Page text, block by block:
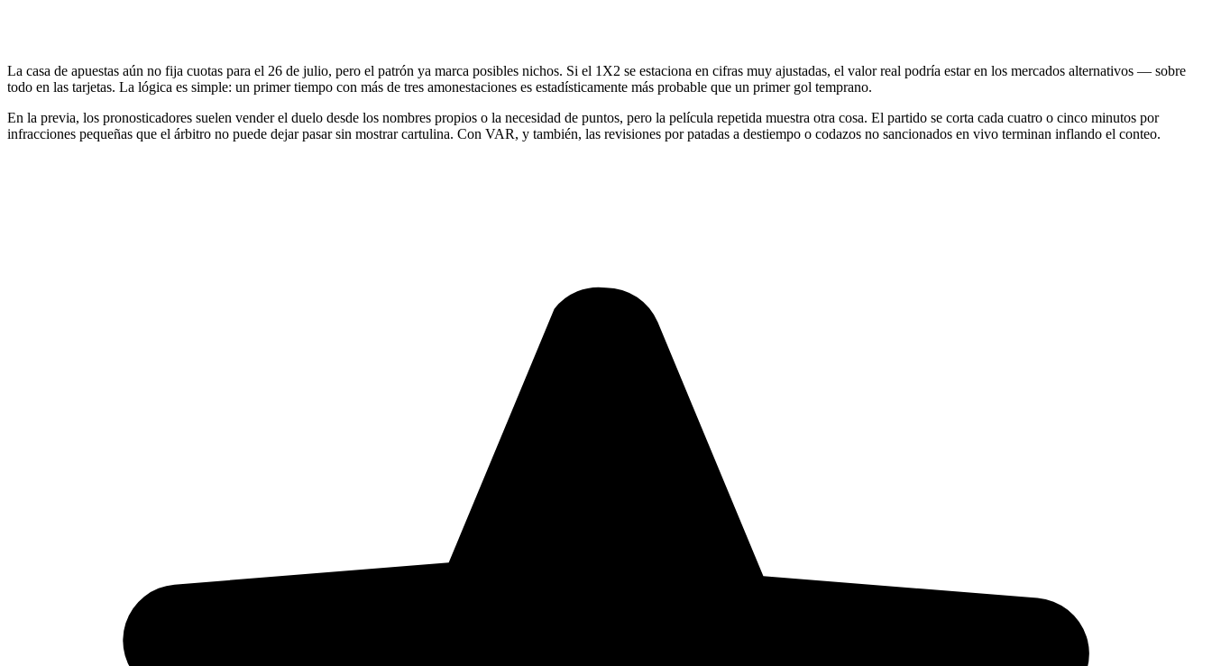
La casa de apuestas aún no fija cuotas para el 26 de julio, pero el patrón ya marca posibles nichos. Si el 1X2 se estaciona en cifras muy ajustadas, el valor real podría estar en los mercados alternativos — sobre
todo en las tarjetas. La lógica es simple: un primer tiempo con más de tres amonestaciones es estadísticamente más probable que un primer gol temprano.
En la previa, los pronosticadores suelen vender el duelo desde los nombres propios o la necesidad de puntos, pero la película repetida muestra otra cosa. El partido se corta cada cuatro o cinco minutos por
infracciones pequeñas que el árbitro no puede dejar pasar sin mostrar cartulina. Con VAR, y también, las revisiones por patadas a destiempo o codazos no sancionados en vivo terminan inflando el conteo.